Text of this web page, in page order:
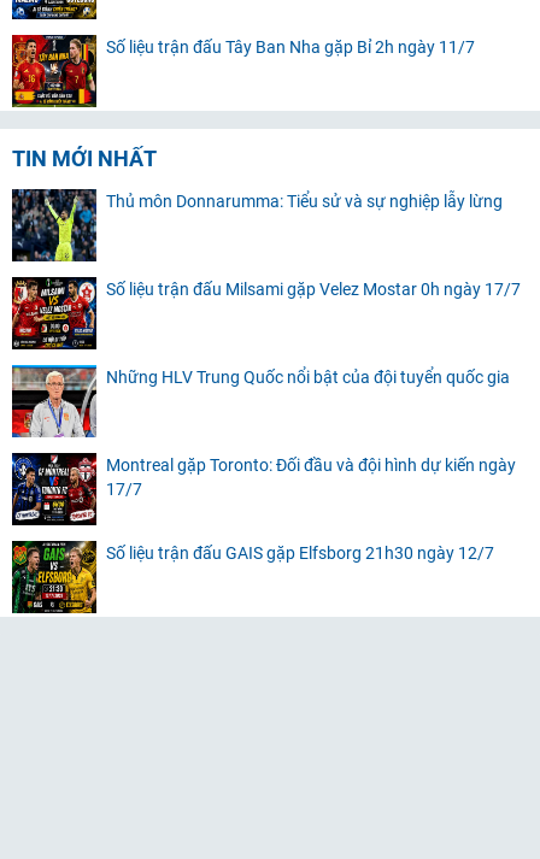
Số liệu trận đấu Tây Ban Nha gặp Bỉ 2h ngày 11/7
TIN MỚI NHẤT
Thủ môn Donnarumma: Tiểu sử và sự nghiệp lẫy lừng
Số liệu trận đấu Milsami gặp Velez Mostar 0h ngày 17/7
Những HLV Trung Quốc nổi bật của đội tuyển quốc gia
Montreal gặp Toronto: Đối đầu và đội hình dự kiến ngày
17/7
Số liệu trận đấu GAIS gặp Elfsborg 21h30 ngày 12/7